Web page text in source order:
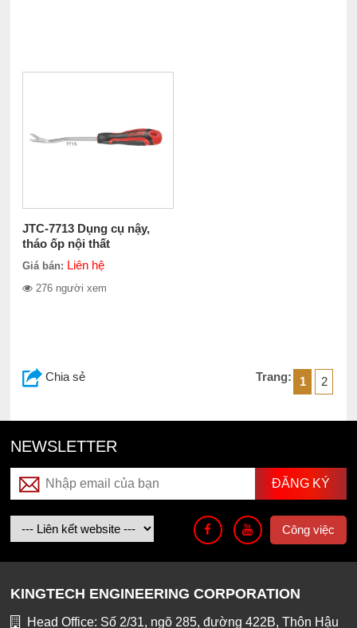
JTC-7713 Dụng cụ nậy,
tháo ốp nội thất
Giá bán: Liên hệ
276 người xem
Chia sẻ Trang: 1 2
NEWSLETTER
Công việc
KINGTECH ENGINEERING CORPORATION
Head Office: Số 2/31, ngõ 285, đường 422B, Thôn Hậu